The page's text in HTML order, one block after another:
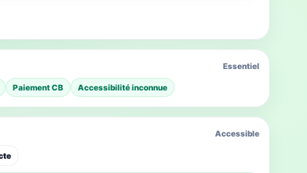
Essentiel
Paiement CB Accessibilité inconnue
Accessible